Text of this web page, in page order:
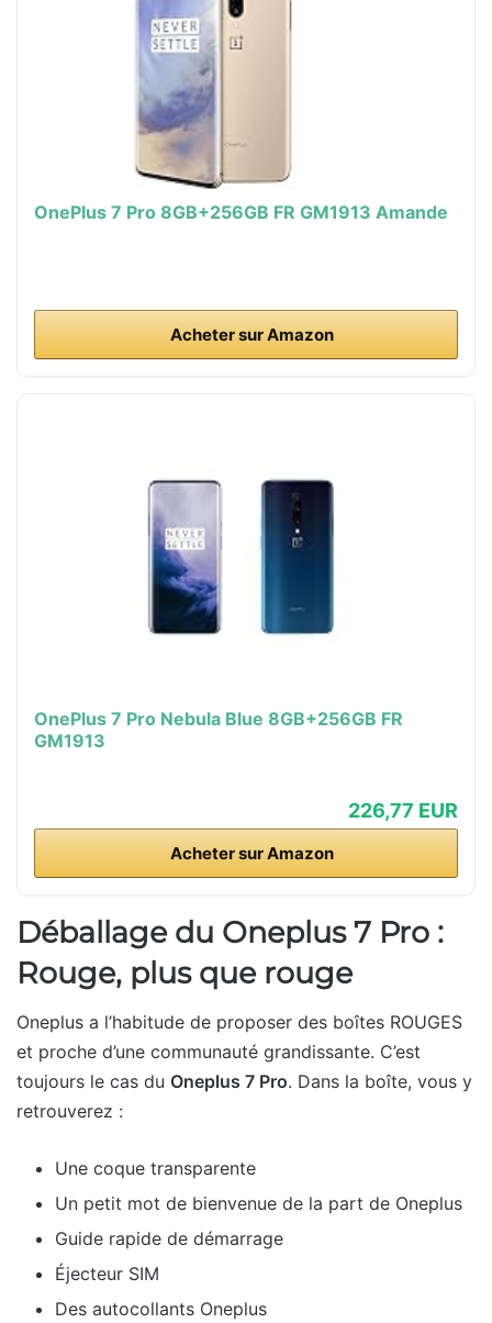
OnePlus 7 Pro 8GB+256GB FR GM1913 Amande
Acheter sur Amazon
OnePlus 7 Pro Nebula Blue 8GB+256GB FR
GM1913
226,77 EUR
Acheter sur Amazon
Déballage du Oneplus 7 Pro :
Rouge, plus que rouge
Oneplus a l’habitude de proposer des boîtes ROUGES
et proche d’une communauté grandissante. C’est
toujours le cas du Oneplus 7 Pro. Dans la boîte, vous y
retrouverez :
Une coque transparente
Un petit mot de bienvenue de la part de Oneplus
Guide rapide de démarrage
Éjecteur SIM
Des autocollants Oneplus